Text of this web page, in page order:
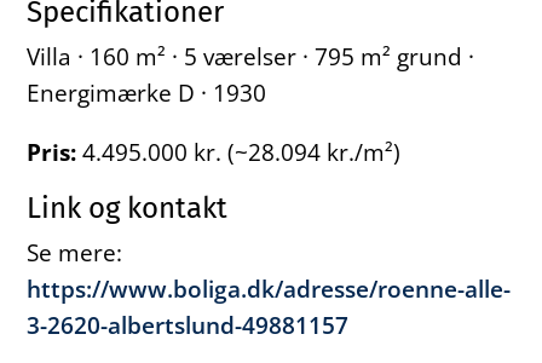
Specifikationer
Villa · 160 m² · 5 værelser · 795 m² grund ·
Energimærke D · 1930
Pris:4.495.000 kr. (~28.094 kr./m²)
Link og kontakt
Se mere:
https://www.boliga.dk/adresse/roenne-alle-
3-2620-albertslund-49881157